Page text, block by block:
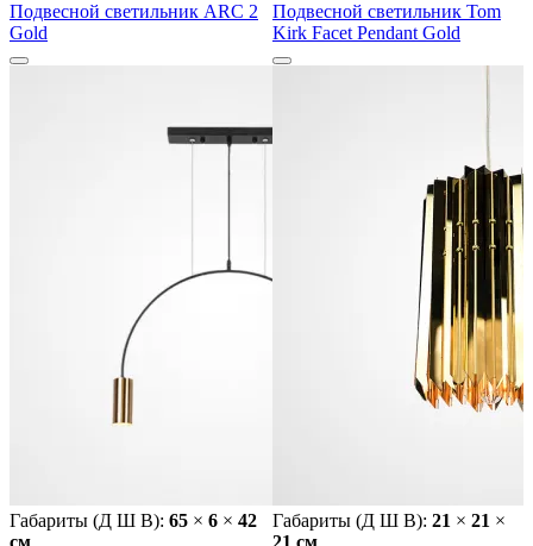
Подвесной светильник ARC 2
Gold
Габариты (Д Ш В): 65 × 6 × 42
Подвесной светильник Tom
Kirk Facet Pendant Gold
Габариты (Д Ш В): 21 × 21 ×